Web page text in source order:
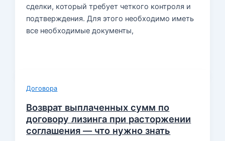
сделки, который требует четкого контроля и
подтверждения. Для этого необходимо иметь
все необходимые документы,
Договора
Возврат выплаченных сумм по
договору лизинга при расторжении
соглашения — что нужно знать